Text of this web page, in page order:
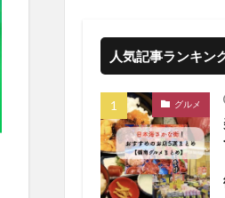
人気記事ランキン
グルメ